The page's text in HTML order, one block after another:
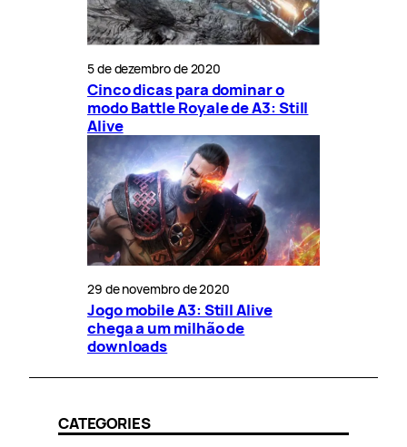
5 de dezembro de 2020
Cinco dicas para dominar o
modo Battle Royale de A3: Still
Alive
29 de novembro de 2020
Jogo mobile A3: Still Alive
chega a um milhão de
downloads
CATEGORIES